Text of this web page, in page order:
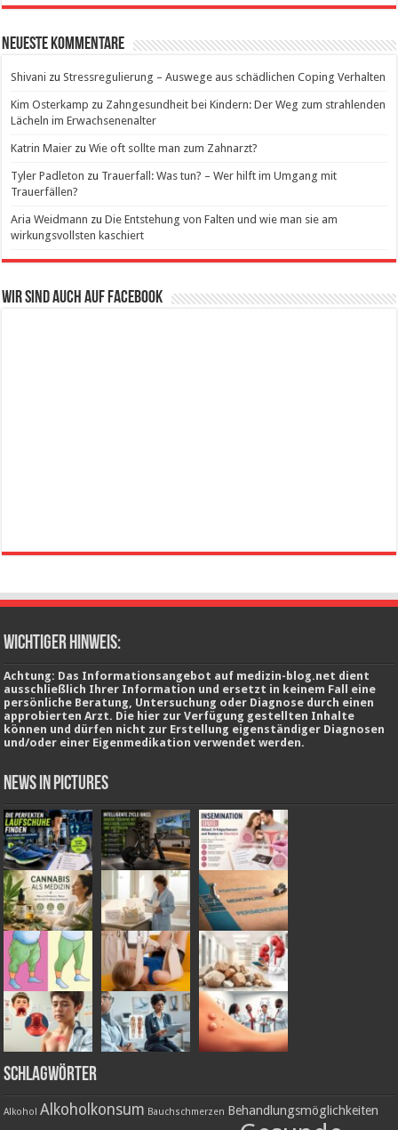
Neueste Kommentare
Shivani zuStressregulierung – Auswege aus schädlichen Coping Verhalten
Kim Osterkamp zu Zahngesundheit bei Kindern: Der Weg zum strahlenden
Lächeln im Erwachsenenalter
Katrin Maier zuWie oft sollte man zum Zahnarzt?
Tyler Padleton zu Trauerfall: Was tun? – Wer hilft im Umgang mit
Trauerfällen?
Aria Weidmann zuDie Entstehung von Falten und wie man sie am
wirkungsvollsten kaschiert
Wir sind auch auf Facebook
wichtiger Hinweis:
Achtung: Das Informationsangebot auf medizin-blog.net dient
ausschließlich Ihrer Information und ersetzt in keinem Fall eine
persönliche Beratung, Untersuchung oder Diagnose durch einen
approbierten Arzt. Die hier zur Verfügung gestellten Inhalte
können und dürfen nicht zur Erstellung eigenständiger Diagnosen
und/oder einer Eigenmedikation verwendet werden.
News in Pictures
Schlagwörter
Alkohol Alkoholkonsum Bauchschmerzen Behandlungsmöglichkeiten